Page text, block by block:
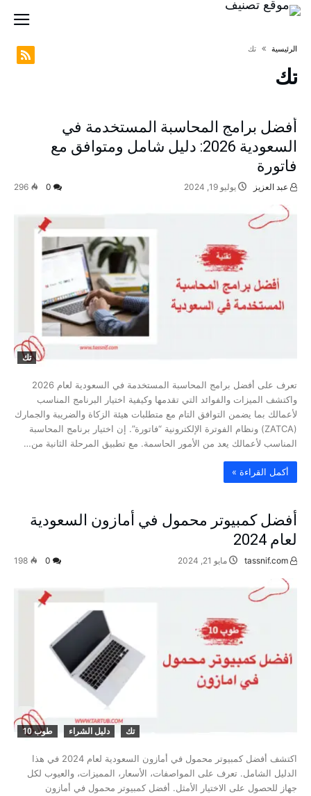
‫الرئيسية‬ تك
تك
أفضل برامج المحاسبة المستخدمة في
السعودية 2026: دليل شامل ومتوافق مع
فاتورة
عبد العزيز يوليو 19, 2024 296
تك
تعرف على أفضل برامج المحاسبة المستخدمة في السعودية لعام 2026
واكتشف الميزات والفوائد التي تقدمها وكيفية اختيار البرنامج المناسب
لأعمالك بما يضمن التوافق التام مع متطلبات هيئة الزكاة والضريبة والجمارك
(ZATCA) ونظام الفوترة الإلكترونية “فاتورة”. إن اختيار برنامج المحاسبة
المناسب لأعمالك يعد من الأمور الحاسمة. مع تطبيق المرحلة الثانية من…
‫أكمل القراءة »‬
أفضل كمبيوتر محمول في أمازون السعودية
لعام 2024
مايو 21, 2024 198
تك دليل الشراء طوب 10
اكتشف أفضل كمبيوتر محمول في أمازون السعودية لعام 2024 في هذا
الدليل الشامل. تعرف على المواصفات، الأسعار، المميزات، والعيوب لكل
جهاز للحصول على الاختيار الأمثل. أفضل كمبيوتر محمول في أمازون